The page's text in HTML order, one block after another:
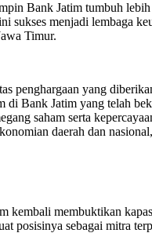
Bank Jatim tumbuh
sukses menjadi lembaga
Timur.
penghargaan yang
di Bank Jatim yang telah
saham serta
daerah dan
kembali membuktikan
posisinya sebagai mitra